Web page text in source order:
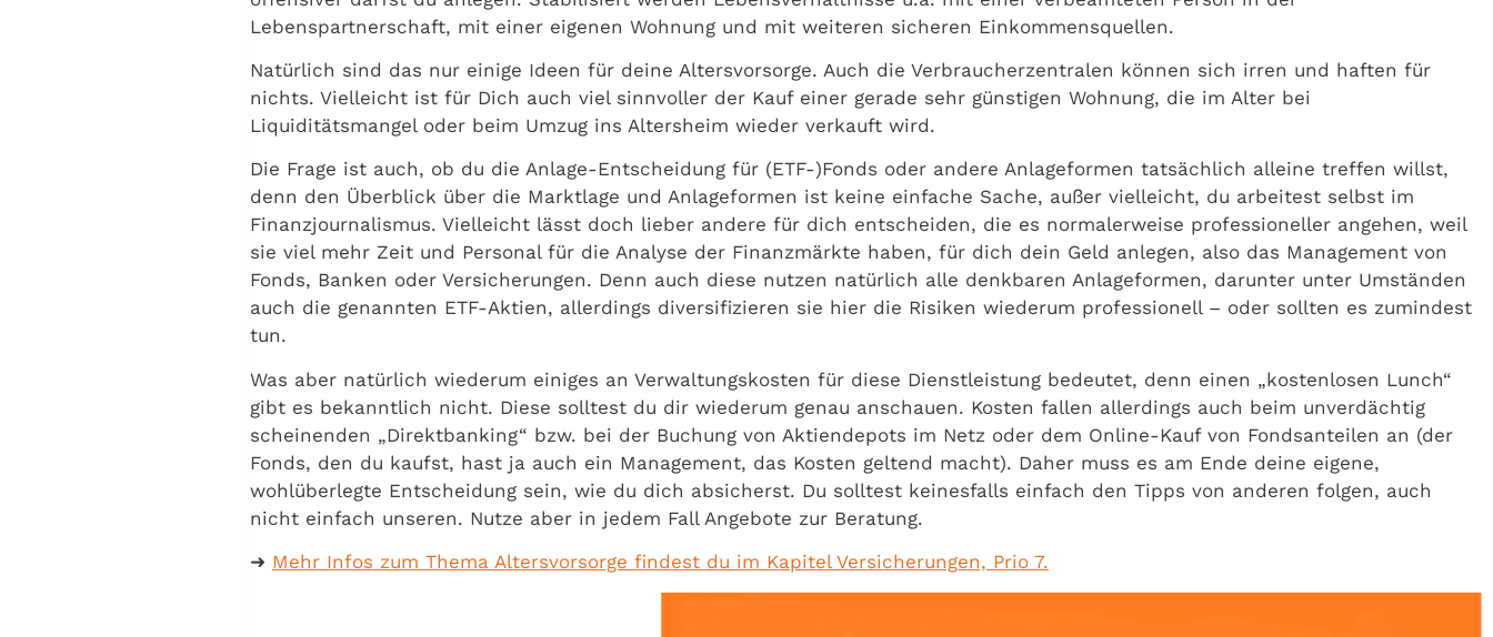
Lebenspartnerschaft, mit einer eigenen Wohnung und mit weiteren sicheren Einkommensquellen.
Natürlich sind das nur einige Ideen für deine Altersvorsorge. Auch die Verbraucherzentralen können sich irren und haften für
nichts. Vielleicht ist für Dich auch viel sinnvoller der Kauf einer gerade sehr günstigen Wohnung, die im Alter bei
Liquiditätsmangel oder beim Umzug ins Altersheim wieder verkauft wird.
Die Frage ist auch, ob du die Anlage-Entscheidung für (ETF-)Fonds oder andere Anlageformen tatsächlich alleine treffen willst,
denn den Überblick über die Marktlage und Anlageformen ist keine einfache Sache, außer vielleicht, du arbeitest selbst im
Finanzjournalismus. Vielleicht lässt doch lieber andere für dich entscheiden, die es normalerweise professioneller angehen, weil
sie viel mehr Zeit und Personal für die Analyse der Finanzmärkte haben, für dich dein Geld anlegen, also das Management von
Fonds, Banken oder Versicherungen. Denn auch diese nutzen natürlich alle denkbaren Anlageformen, darunter unter Umständen
auch die genannten ETF-Aktien, allerdings diversifizieren sie hier die Risiken wiederum professionell – oder sollten es zumindest
tun.
Was aber natürlich wiederum einiges an Verwaltungskosten für diese Dienstleistung bedeutet, denn einen „kostenlosen Lunch“
gibt es bekanntlich nicht. Diese solltest du dir wiederum genau anschauen. Kosten fallen allerdings auch beim unverdächtig
scheinenden „Direktbanking“ bzw. bei der Buchung von Aktiendepots im Netz oder dem Online-Kauf von Fondsanteilen an (der
Fonds, den du kaufst, hast ja auch ein Management, das Kosten geltend macht). Daher muss es am Ende deine eigene,
wohlüberlegte Entscheidung sein, wie du dich absicherst. Du solltest keinesfalls einfach den Tipps von anderen folgen, auch
nicht einfach unseren. Nutze aber in jedem Fall Angebote zur Beratung.
➜ Mehr Infos zum Thema Altersvorsorge findest du im Kapitel Versicherungen, Prio 7.